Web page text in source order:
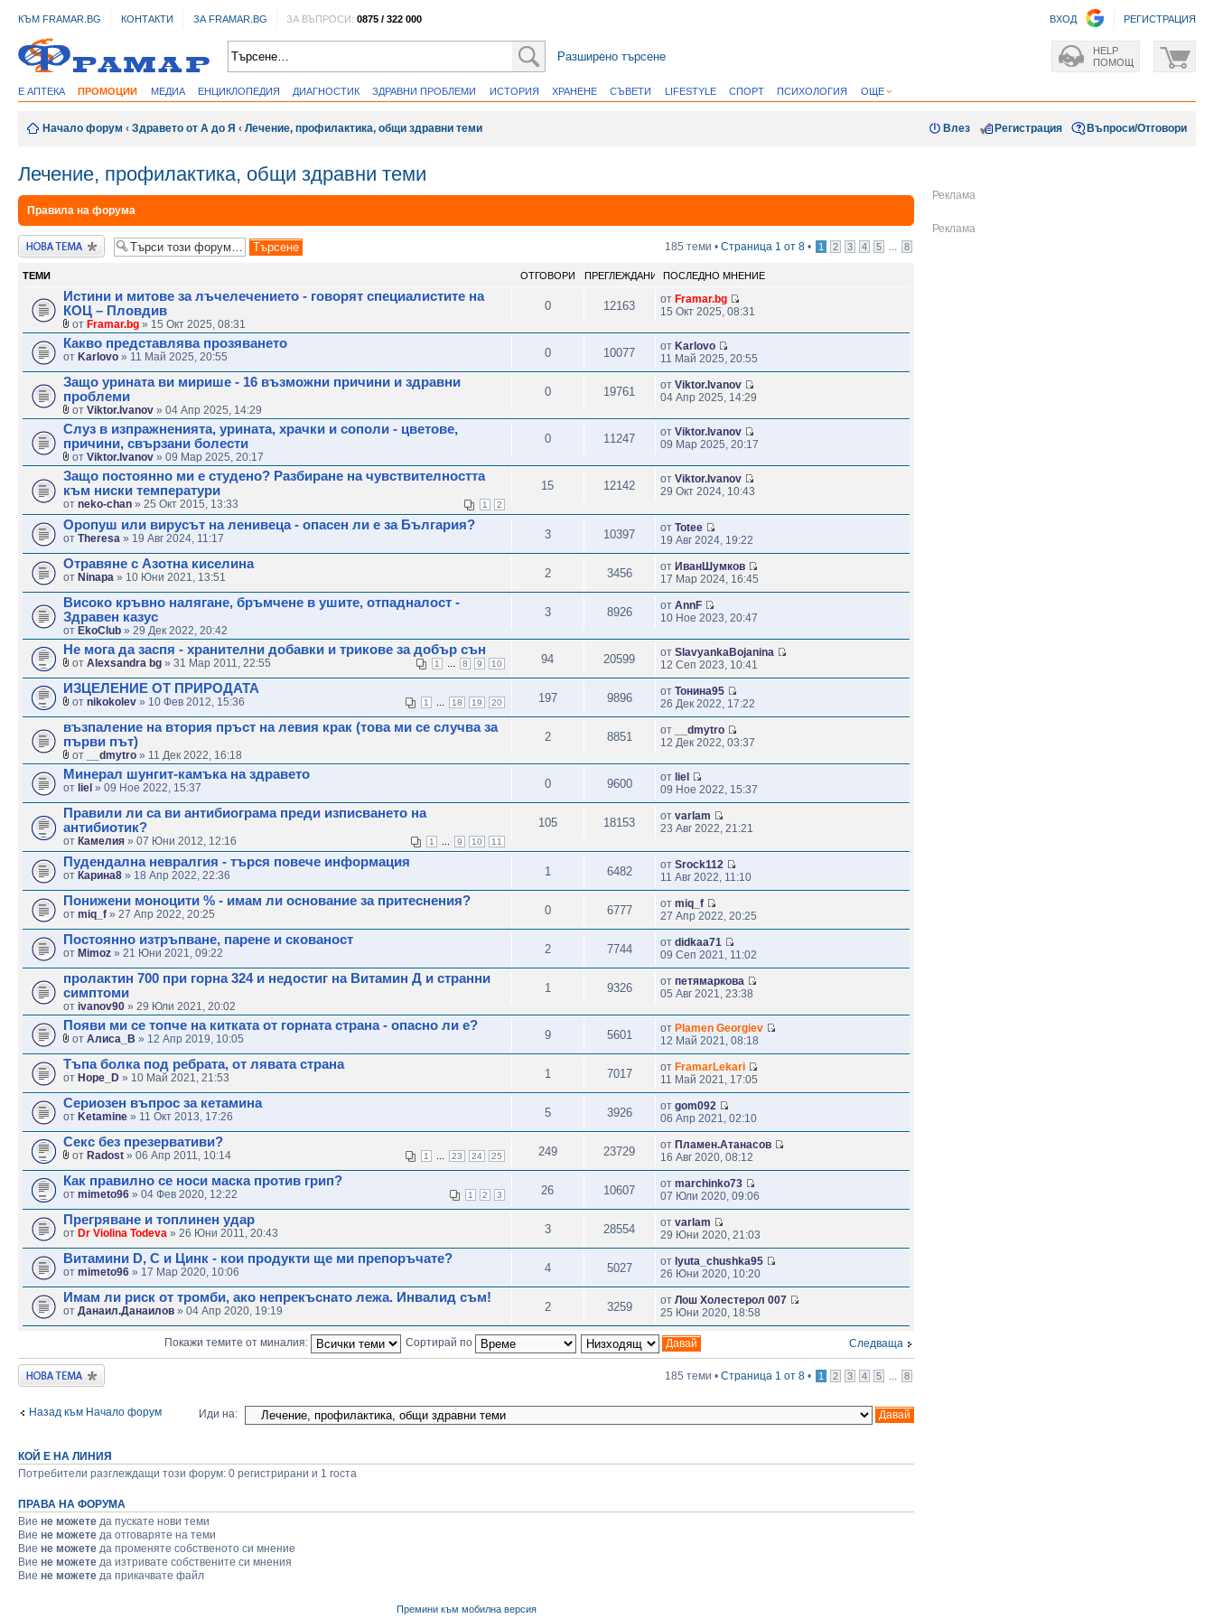
КЪМ FRAMAR.BG КОНТАКТИ ЗА FRAMAR.BG ЗА ВЪПРОСИ:0875 / 322 000 РЕГИСТРАЦИЯ
ВХОД
Разширено търсене
HELP
ПОМОЩ
Е АПТЕКА ПРОМОЦИИ МЕДИА ЕНЦИКЛОПЕДИЯ ДИАГНОСТИК ЗДРАВНИ ПРОБЛЕМИ ИСТОРИЯ ХРАНЕНЕ СЪВЕТИ LIFESTYLE СПОРТ ПСИХОЛОГИЯ ОЩЕ
Начало форум ‹ Здравето от А до Я ‹ Лечение, профилактика, общи здравни теми Въпроси/Отговори
Регистрация
Влез
Лечение, профилактика, общи здравни теми
Правила на форума
Публикувай нова
тема
185 теми • Страница 1 от 8 • 1 2 3 4 5 8
ТЕМИ ОТГОВОРИ ПРЕГЛЕЖДАНИЯПОСЛЕДНО МНЕНИЕ
Истини и митове за лъчелечението - говорят специалистите на
КОЦ – Пловдив
от Framar.bg » 15 Окт 2025, 08:31
0 12163 отFramar.bg
15 Окт 2025, 08:31
Какво представлява прозяването
от Karlovo » 11 Май 2025, 20:55 0 10077 отKarlovo
11 Май 2025, 20:55
Защо урината ви мирише - 16 възможни причини и здравни
проблеми
от Viktor.Ivanov » 04 Апр 2025, 14:29
0 19761 отViktor.Ivanov
04 Апр 2025, 14:29
Слуз в изпражненията, урината, храчки и сополи - цветове,
причини, свързани болести
от Viktor.Ivanov » 09 Мар 2025, 20:17
0 11247 отViktor.Ivanov
09 Мар 2025, 20:17
Защо постоянно ми е студено? Разбиране на чувствителността
към ниски температури
1 2
от neko-chan » 25 Окт 2015, 13:33
15 12142 отViktor.Ivanov
29 Окт 2024, 10:43
Оропуш или вирусът на ленивеца - опасен ли е за България?
от Theresa » 19 Авг 2024, 11:17 3 10397 отTotee
19 Авг 2024, 19:22
Отравяне с Азотна киселина
от Ninapa » 10 Юни 2021, 13:51 2 3456 отИванШумков
17 Мар 2024, 16:45
Високо кръвно налягане, бръмчене в ушите, отпадналост -
Здравен казус
от EkoClub » 29 Дек 2022, 20:42
3 8926 отAnnF
10 Ное 2023, 20:47
Не мога да заспя - хранителни добавки и трикове за добър сън
1 8 9 10
от Alexsandra bg » 31 Мар 2011, 22:55 94 20599 отSlavyankaBojanina
12 Сеп 2023, 10:41
ИЗЦЕЛЕНИЕ ОТ ПРИРОДАТА
1 18 19 20
от nikokolev » 10 Фев 2012, 15:36 197 9896 отТонина95
26 Дек 2022, 17:22
възпаление на втория пръст на левия крак (това ми се случва за
първи път)
от __dmytro » 11 Дек 2022, 16:18
2 8851 от
__dmytro
12 Дек 2022, 03:37
Минерал шунгит-камъка на здравето
от liel » 09 Ное 2022, 15:37 0 9600 отliel
09 Ное 2022, 15:37
Правили ли са ви антибиограма преди изписването на
антибиотик?
1 9 10 11
от Камелия » 07 Юни 2012, 12:16
105 18153 отvarlam
23 Авг 2022, 21:21
Пудендална невралгия - търся повече информация
от Карина8 » 18 Апр 2022, 22:36 1 6482 отSrock112
11 Авг 2022, 11:10
Понижени моноцити % - имам ли основание за притеснения?
от miq_f » 27 Апр 2022, 20:25 0 6777 отmiq_f
27 Апр 2022, 20:25
Постоянно изтръпване, парене и скованост
от Mimoz » 21 Юни 2021, 09:22 2 7744 отdidkaa71
09 Сеп 2021, 11:02
пролактин 700 при горна 324 и недостиг на Витамин Д и странни
симптоми
от ivanov90 » 29 Юли 2021, 20:02
1 9326 отпетямаркова
05 Авг 2021, 23:38
Появи ми се топче на китката от горната страна - опасно ли е?
от Алиса_В » 12 Апр 2019, 10:05 9 5601 отPlamen Georgiev
12 Май 2021, 08:18
Тъпа болка под ребрата, от лявата страна
от Hope_D » 10 Май 2021, 21:53 1 7017 отFramarLekari
11 Май 2021, 17:05
Сериозен въпрос за кетамина
от Ketamine » 11 Окт 2013, 17:26 5 3926 отgom092
06 Апр 2021, 02:10
Секс без презервативи?
1 23 24 25
от Radost » 06 Апр 2011, 10:14 249 23729 отПламен.Атанасов
16 Авг 2020, 08:12
Как правилно се носи маска против грип?
1 2 3
от mimeto96 » 04 Фев 2020, 12:22 26 10607 отmarchinko73
07 Юли 2020, 09:06
Прегряване и топлинен удар
от Dr Violina Todeva » 26 Юни 2011, 20:43 3 28554 отvarlam
29 Юни 2020, 21:03
Витамини D, C и Цинк - кои продукти ще ми препоръчате?
от mimeto96 » 17 Мар 2020, 10:06 4 5027 отlyuta_chushka95
26 Юни 2020, 10:20
Имам ли риск от тромби, ако непрекъснато лежа. Инвалид съм!
от Данаил.Данаилов » 04 Апр 2020, 19:19 2 3259 отЛош Холестерол 007
25 Юни 2020, 18:58
Следваща
Покажи темите от миналия: Сортирай по
Публикувай нова
тема
185 теми • Страница 1 от 8 • 1 2 3 4 5 8
Назад към Начало форум Иди на:
КОЙ Е НА ЛИНИЯ
Потребители разглеждащи този форум: 0 регистрирани и 1 госта
ПРАВА НА ФОРУМА
Вие не можете да пускате нови теми
Вие не можете да отговаряте на теми
Вие не можете да променяте собственото си мнение
Вие не можете да изтривате собствените си мнения
Вие не можете да прикачвате файл
Премини към мобилна версия